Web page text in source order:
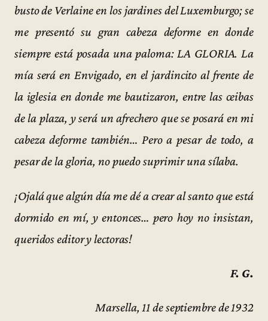
busto de Verlaine en los jardines del Luxemburgo; se
me presentó su gran cabeza deforme en donde
siempre está posada una paloma: LA GLORIA. La
mía será en Envigado, en el jardincito al frente de
la iglesia en donde me bautizaron, entre las ceibas
de la plaza, y será un afrechero que se posará en mi
cabeza deforme también… Pero a pesar de todo, a
pesar de la gloria, no puedo suprimir una sílaba.
¡Ojalá que algún día me dé a crear al santo que está
dormido en mí, y entonces… pero hoy no insistan,
queridos editor y lectoras!
F. G.
Marsella, 11 de septiembre de 1932